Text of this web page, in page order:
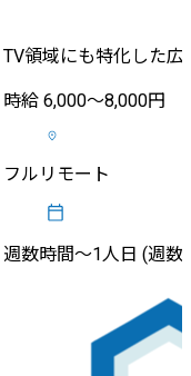
TV領域にも特化した
時給 6,000〜8,000円
フルリモート
週数時間〜1人日 (週数